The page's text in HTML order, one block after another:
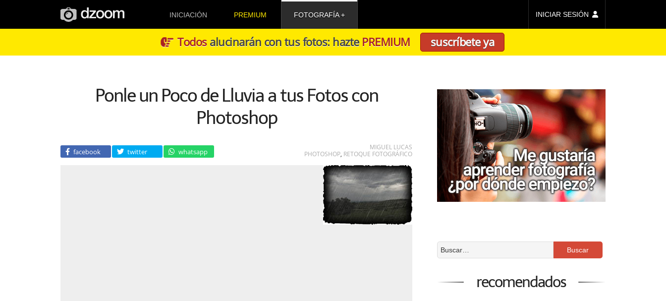
INICIACIÓN PREMIUM FOTOGRAFÍA INICIAR SESIÓN
Todosalucinarán con tus fotos: hazte PREMIUM suscríbete ya
Ponle un Poco de Lluvia a tus Fotos con
Photoshop
facebook twitter whatsapp
MIGUEL LUCAS
PHOTOSHOP, RETOQUE FOTOGRÁFICO
recomendados